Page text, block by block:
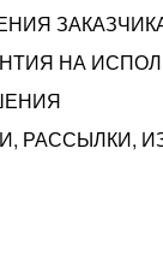
НА
РАССЫЛКИ,